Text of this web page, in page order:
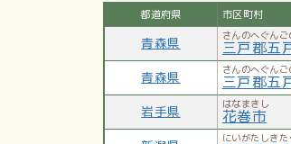
都道府県 市区町村
青森県 さんのへぐん
三戸郡五
青森県 さんのへぐん
三戸郡五
岩手県 はなまきし
花巻市
にいがたしきた